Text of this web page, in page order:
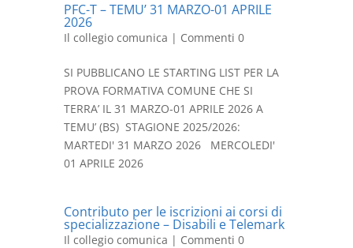
PFC-T – TEMU’ 31 MARZO-01 APRILE
2026
Il collegio comunica | Commenti 0
SI PUBBLICANO LE STARTING LIST PER LA
PROVA FORMATIVA COMUNE CHE SI
TERRA’ IL 31 MARZO-01 APRILE 2026 A
TEMU’ (BS) STAGIONE 2025/2026:
MARTEDI' 31 MARZO 2026 MERCOLEDI'
01 APRILE 2026
Contributo per le iscrizioni ai corsi di
specializzazione – Disabili e Telemark
Il collegio comunica | Commenti 0